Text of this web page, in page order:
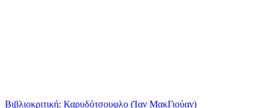
Βιβλιοκριτική: Καρυδότσουφλο (Ίαν ΜακΓιούαν)